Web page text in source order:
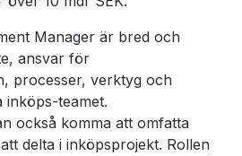
Manager är bred och
ansvar för
processer, verktyg och
inköps-teamet.
också komma att omfatta
delta i inköpsprojekt. Rollen